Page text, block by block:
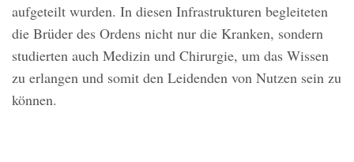
aufgeteilt wurden. In diesen Infrastrukturen begleiteten
die Brüder des Ordens nicht nur die Kranken, sondern
studierten auch Medizin und Chirurgie, um das Wissen
zu erlangen und somit den Leidenden von Nutzen sein zu
können.